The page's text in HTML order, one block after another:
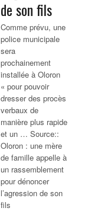
de son fils
Comme prévu, une
police municipale
sera
prochainement
installée à Oloron
« pour pouvoir
dresser des procès
verbaux de
manière plus rapide
et un … Source::
Oloron : une mère
de famille appelle à
un rassemblement
pour dénoncer
l’agression de son
fils